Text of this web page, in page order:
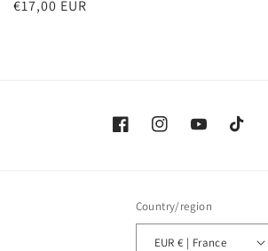
Regular
€17,00 EUR
FacebookInstagramYouTubeTikTok
Country/region
EUR € | France